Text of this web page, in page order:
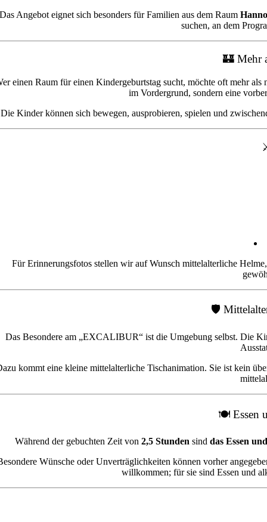
Angebot eignet sich besonders für Familien aus dem Raum
suchen, an dem
🏰 Mehr
einen Raum für einen Kindergeburtstag sucht, möchte oft mehr
im Vordergrund, sondern eine
Die Kinder können sich bewegen, ausprobieren, spielen und
Für Erinnerungsfotos stellen wir auf Wunsch mittelalterliche
🛡️
Das Besondere am „EXCALIBUR“ ist die Umgebung selbst. Die
kommt eine kleine mittelalterliche Tischanimation. Sie ist kein
🍽️ Essen
Während der gebuchten Zeit von 2,5 Stunden sind das Essen
Wünsche oder Unverträglichkeiten können vorher
willkommen; für sie sind Essen und